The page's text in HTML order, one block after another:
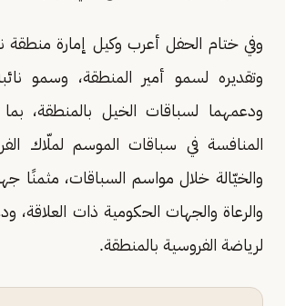
وفي ختام الحفل أعرب وكيل إمارة
وتقديره لسمو أمير المنطقة، وسمو
ودعمهما لسباقات الخيل بالمنطقة،
المنافسة في سباقات الموسم لملّاك
والخيّالة خلال مواسم السباقات، مثمنًا
والرعاة والجهات الحكومية ذات العلاقة،
لرياضة الفروسية بالمنطقة.